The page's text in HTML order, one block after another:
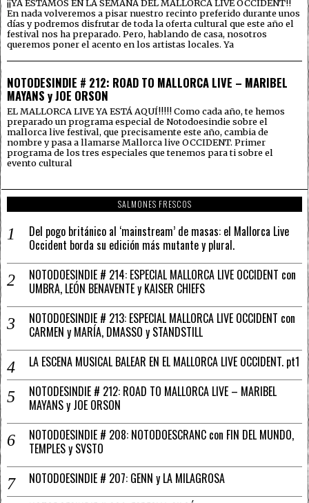
¡¡YA ESTAMOS EN LA SEMANA DEL MALLORCA LIVE OCCIDENT!!
En nada volveremos a pisar nuestro recinto preferido durante unos
días y podremos disfrutar de toda la oferta cultural que este año el
festival nos ha preparado. Pero, hablando de casa, nosotros
queremos poner el acento en los artistas locales. Ya
NOTODESINDIE # 212: ROAD TO MALLORCA LIVE – MARIBEL
MAYANS y JOE ORSON
EL MALLORCA LIVE YA ESTÁ AQUÍ!!!!! Como cada año, te hemos
preparado un programa especial de Notodoesindie sobre el
mallorca live festival, que precisamente este año, cambia de
nombre y pasa a llamarse Mallorca live OCCIDENT. Primer
programa de los tres especiales que tenemos para ti sobre el
evento cultural
SALMONES FRESCOS
Del pogo británico al ‘mainstream’ de masas: el Mallorca Live
Occident borda su edición más mutante y plural.
NOTODOESINDIE # 214: ESPECIAL MALLORCA LIVE OCCIDENT con
UMBRA, LEÓN BENAVENTE y KAISER CHIEFS
NOTODOESINDIE # 213: ESPECIAL MALLORCA LIVE OCCIDENT con
CARMEN y MARÍA, DMASSO y STANDSTILL
LA ESCENA MUSICAL BALEAR EN EL MALLORCA LIVE OCCIDENT. pt1
NOTODESINDIE # 212: ROAD TO MALLORCA LIVE – MARIBEL
MAYANS y JOE ORSON
NOTODOESINDIE # 208: NOTODOESCRANC con FIN DEL MUNDO,
TEMPLES y SVSTO
NOTODOESINDIE # 207: GENN y LA MILAGROSA